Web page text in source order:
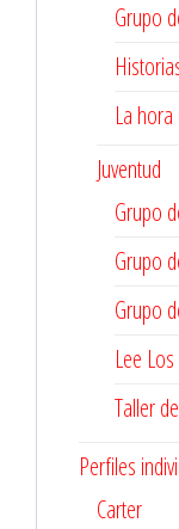
Grupo
La
Juventud
Grupo
Grupo
Grupo
Lee
Taller
Perfiles
Carter